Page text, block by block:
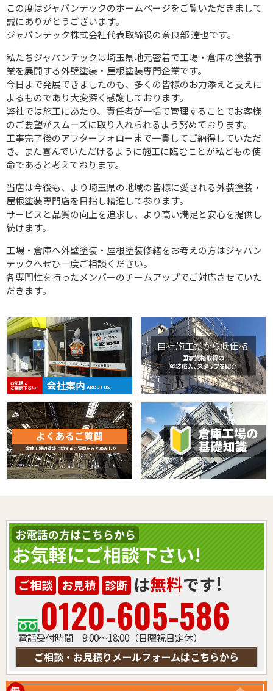
この度はジャパンテックのホームページをご覧いただきまして
誠にありがとうございます。
ジャパンテック株式会社代表取締役の奈良部 達也です。
私たちジャパンテックは埼玉県地元密着で工場・倉庫の塗装事
業を展開する外壁塗装・屋根塗装専門企業です。
今日まで発展できましたのも、多くの皆様のお力添えと支えに
よるものであり大変深く感謝しております。
弊社では施工にあたり、責任者が一括で管理することでお客様
のご要望がスムーズに取り入れられるよう努めております。
工事完了後のアフターフォローまで一貫してご納得していただ
き、また喜んでいただけるように施工に臨むことが私どもの使
命であると考えております。
当店は今後も、より埼玉県の地域の皆様に愛される外装塗装・
屋根塗装専門店を目指し精進して参ります。
サービスと品質の向上を追求し、より高い満足と安心を提供し
続けます。
工場・倉庫へ外壁塗装・屋根塗装修繕をお考えの方はジャパン
テックへぜひ一度ご相談ください。
各専門性を持ったメンバーのチームアップでご対応させていた
だきます。
お電話の方はこちらから
お気軽にご相談下さい!
ご相談 お見積 診断 は無料です!
0120-605-586
電話受付時間 9:00～18:00（日曜祝日定休）
ご相談・お見積りメールフォームはこちらから